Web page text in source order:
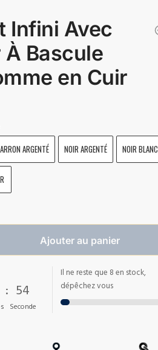
Infini Avec
À Bascule
en Cuir
ARGENTÉ NOIR ARGENTÉ NOIR BLANC
Ajouter au panier
: 53
Seconde
Il ne reste que 8 en stock,
dépêchez vous